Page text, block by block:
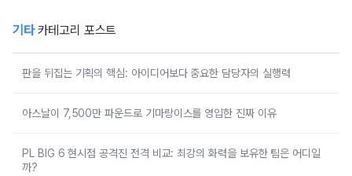
기타카테고리 포스트
판을 뒤집는 기획의 핵심: 아이디어보다 중요한 담당자의 실행력
아스날이 7,500만 파운드로 기마랑이스를 영입한 진짜 이유
PL BIG 6 현시점 공격진 전격 비교: 최강의 화력을 보유한 팀은 어디일
까?